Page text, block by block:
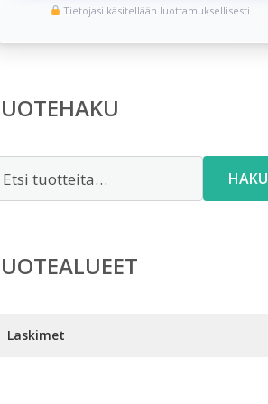
Tietojasi käsitellään luottamuksellisesti
HAKU
Laskimet